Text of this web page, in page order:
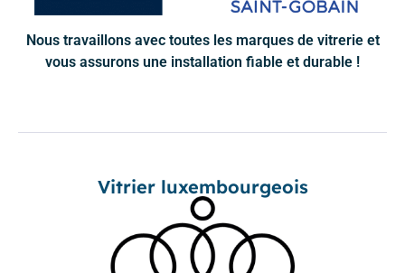
Nous travaillons avec toutes les marques de vitrerie et
vous assurons une installation fiable et durable !
Vitrier luxembourgeois